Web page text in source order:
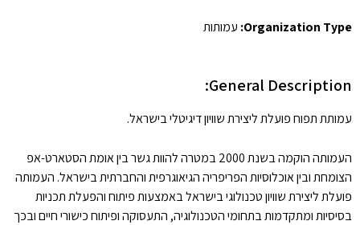
Organization Type: עמותות
General Description:
עמותת תפוח פועלת ליצירת שוויון דיגיטלי בישראל.
העמותה הוקמה בשנת 2000 במטרה להוות גשר בין אומת הסטארט-אפ
הצומחת ובין אוכלוסיות הפריפריה הגיאוגרפית והחברתית בישראל. העמותה
פועלת ליצירת שוויון טכנולוגי בישראל באמצעות פיתוח והפעלת תכניות
בסיסיות ומתקדמות בתחומי הטכנולוגיה, התעסוקה ופיתוח כישורי חיים ובכך